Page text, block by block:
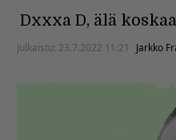
Dxxxa D, älä
Julkaistu: 23.7.2022 11:21 Jarkko